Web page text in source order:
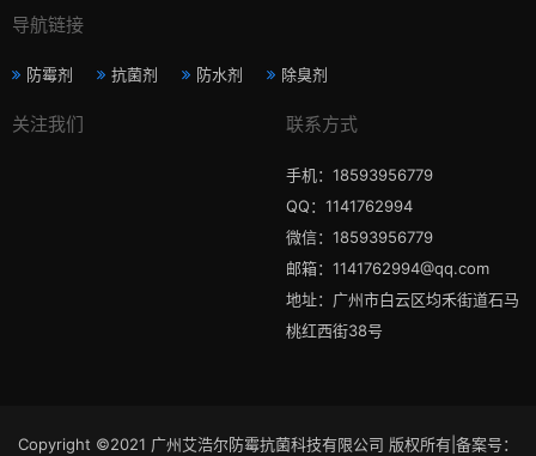
导航链接
防霉剂 抗菌剂 防水剂 除臭剂
关注我们 联系方式
手机：18593956779
QQ：1141762994
微信：18593956779
邮箱：1141762994@qq.com
地址：广州市白云区均禾街道石马
桃红西街38号
Copyright ©2021 广州艾浩尔防霉抗菌科技有限公司 版权所有|备案号：